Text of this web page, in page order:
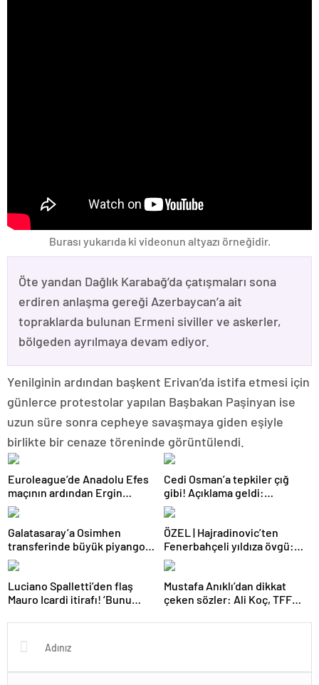
Burası yukarıda ki videonun altyazı örneğidir.
Öte yandan Dağlık Karabağ’da çatışmaları sona
erdiren anlaşma gereği Azerbaycan’a ait
topraklarda bulunan Ermeni siviller ve askerler,
bölgeden ayrılmaya devam ediyor.
Yenilginin ardından başkent Erivan’da istifa etmesi için
günlerce protestolar yapılan Başbakan Paşinyan ise
uzun süre sonra cepheye savaşmaya giden eşiyle
birlikte bir cenaze töreninde görüntülendi.
Euroleague’de Anadolu Efes
maçının ardından Ergin
Ataman’dan itiraf!
Cedi Osman’a tepkiler çığ
gibi! Açıklama geldi:
İstanbul’da yuhalandım,
burada alkışlandım
Galatasaray’a Osimhen
transferinde büyük piyango!
Çılgın bonservis hazır, takas
planı
ÖZEL | Hajradinovic’ten
Fenerbahçeli yıldıza övgü:
Dünya futbolu için önemli bir
figür
Luciano Spalletti’den flaş
Mauro Icardi itirafı! ‘Bunu
Mustafa Anıklı’dan dikkat
çeken sözler: Ali Koç, TFF